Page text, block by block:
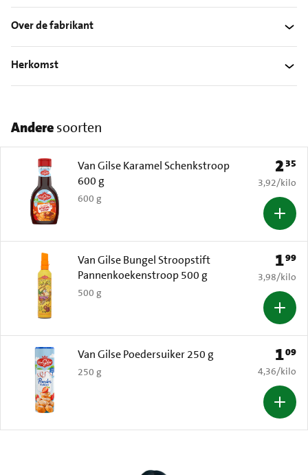
Over de fabrikant
Herkomst
Anderesoorten
Van Gilse Karamel Schenkstroop
600 g
600 g
Prijs:
235
€ 3,92 per
3,92/kilo
Van Gilse Bungel Stroopstift
Pannenkoekenstroop 500 g
500 g
Prijs:
199
€ 3,98 per
3,98/kilo
Van Gilse Poedersuiker 250 g
250 g
Prijs:
109
€ 4,36 per
4,36/kilo